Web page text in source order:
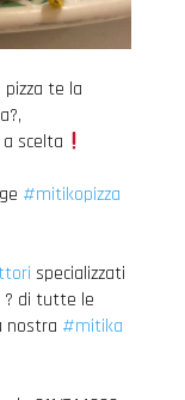
pizza te la
a scelta
#mitikopizza
specializzati
? di tutte le
nostra #mitika